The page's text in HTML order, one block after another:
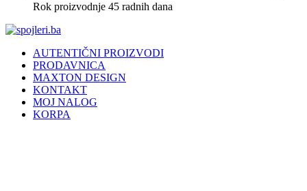
Rok proizvodnje 45 radnih dana
AUTENTIČNI PROIZVODI
PRODAVNICA
MAXTON DESIGN
KONTAKT
MOJ NALOG
KORPA